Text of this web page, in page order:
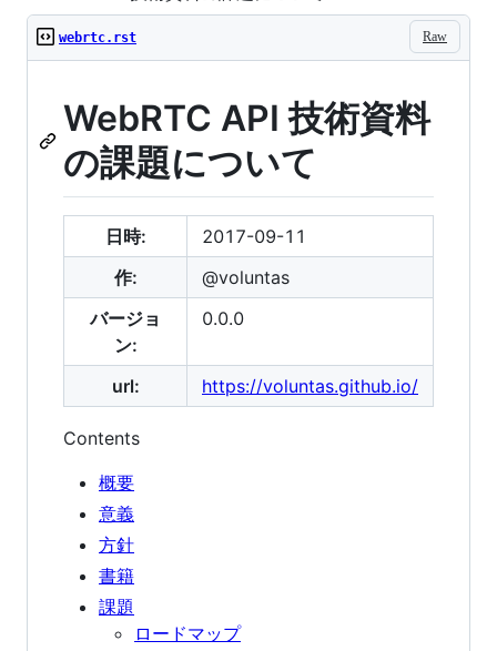
Raw
webrtc.rst
WebRTC API 技術資料
の課題について
日時:
2017-09-11
作:
@voluntas
バージョ
ン:
0.0.0
url: https://voluntas.github.io/
Contents
概要
意義
方針
書籍
課題
ロードマップ